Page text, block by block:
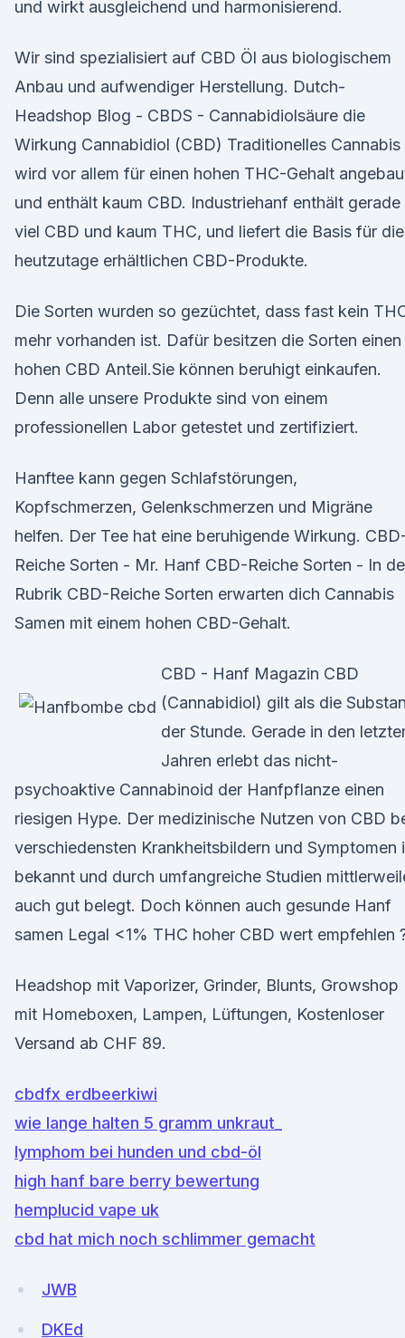
und wirkt ausgleichend und harmonisierend.
Wir sind spezialisiert auf CBD Öl aus biologischem
Anbau und aufwendiger Herstellung. Dutch-
Headshop Blog - CBDS - Cannabidiolsäure die
Wirkung Cannabidiol (CBD) Traditionelles Cannabis
wird vor allem für einen hohen THC-Gehalt
und enthält kaum CBD. Industriehanf enthält gerade
viel CBD und kaum THC, und liefert die Basis für die
heutzutage erhältlichen CBD-Produkte.
Die Sorten wurden so gezüchtet, dass fast kein
mehr vorhanden ist. Dafür besitzen die Sorten einen
hohen CBD Anteil.Sie können beruhigt einkaufen.
Denn alle unsere Produkte sind von einem
professionellen Labor getestet und zertifiziert.
Hanftee kann gegen Schlafstörungen,
Kopfschmerzen, Gelenkschmerzen und Migräne
helfen. Der Tee hat eine beruhigende Wirkung.
Reiche Sorten - Mr. Hanf CBD-Reiche Sorten - In
Rubrik CBD-Reiche Sorten erwarten dich Cannabis
Samen mit einem hohen CBD-Gehalt.
CBD - Hanf Magazin CBD
(Cannabidiol) gilt als die
der Stunde. Gerade in den
Jahren erlebt das nicht-
psychoaktive Cannabinoid der Hanfpflanze einen
riesigen Hype. Der medizinische Nutzen von CBD
verschiedensten Krankheitsbildern und Symptomen
bekannt und durch umfangreiche Studien
auch gut belegt. Doch können auch gesunde Hanf
samen Legal <1% THC hoher CBD wert empfehlen
Headshop mit Vaporizer, Grinder, Blunts, Growshop
mit Homeboxen, Lampen, Lüftungen, Kostenloser
Versand ab CHF 89.
cbdfx erdbeerkiwi
wie lange halten 5 gramm unkraut_
lymphom bei hunden und cbd-öl
high hanf bare berry bewertung
hemplucid vape uk
cbd hat mich noch schlimmer gemacht
JWB
DKEd